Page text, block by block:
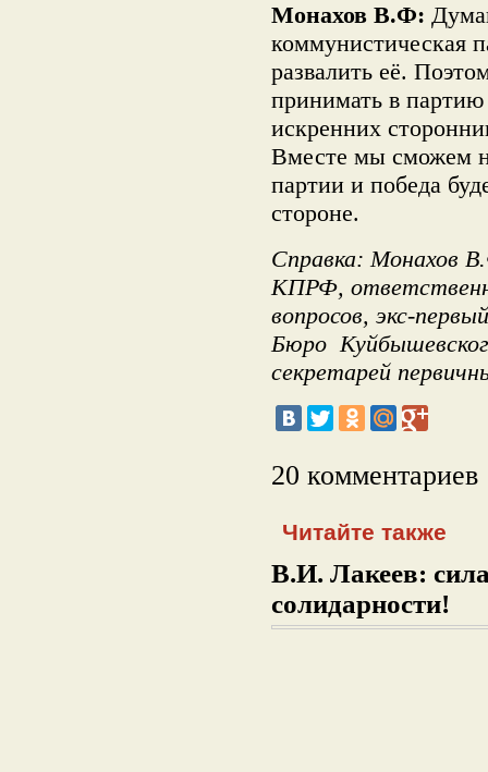
Монахов В.Ф:
коммунистическая
развалить её.
принимать в
искренних
Вместе мы сможем
партии и победа
стороне.
Справка: Монахов
КПРФ,
вопросов, экс-
Бюро
секретарей
20 комментариев
Читайте также
В.И. Лакеев:
солидарности!